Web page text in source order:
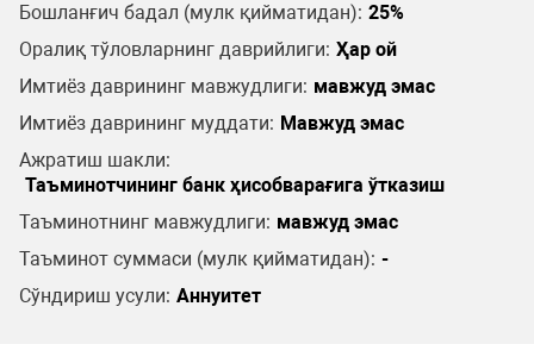
Бошланғич бадал (мулк қийматидан): 25%
Оралиқ тўловларнинг даврийлиги: Ҳар ой
Имтиёз даврининг мавжудлиги: мавжуд эмас
Имтиёз даврининг муддати: Мавжуд эмас
Ажратиш шакли:
Таъминотчининг банк ҳисобварағига ўтказиш
Таъминотнинг мавжудлиги: мавжуд эмас
Таъминот суммаси (мулк қийматидан): -
Сўндириш усули: Аннуитет